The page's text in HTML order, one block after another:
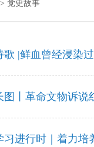
> 党史故事
歌 |鲜血曾经浸染
图丨革命文物诉说
习进行时｜着力培